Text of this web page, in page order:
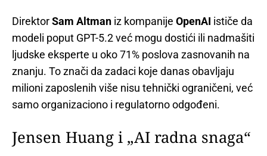
DirektorSam Altman iz kompanije OpenAI ističe da
modeli poput GPT-5.2 već mogu dostići ili nadmašiti
ljudske eksperte u oko 71% poslova zasnovanih na
znanju. To znači da zadaci koje danas obavljaju
milioni zaposlenih više nisu tehnički ograničeni, već
samo organizaciono i regulatorno odgođeni.
Jensen Huang i „AI radna snaga“